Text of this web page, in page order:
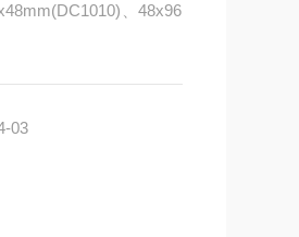
、48x96
03